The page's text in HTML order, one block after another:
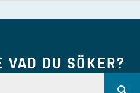
VAD DU SÖKER?